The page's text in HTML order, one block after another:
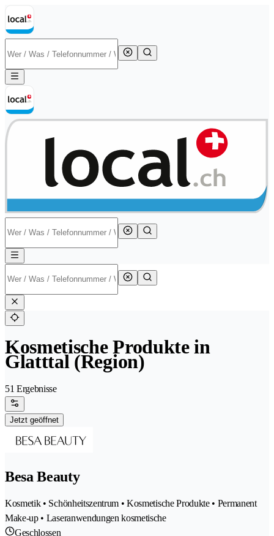
Kosmetische Produkte in
Glatttal (Region)
51 Ergebnisse
Jetzt geöffnet
Besa Beauty
Kosmetik • Schönheitszentrum • Kosmetische Produkte • Permanent
Make-up • Laseranwendungen kosmetische
Geschlossen